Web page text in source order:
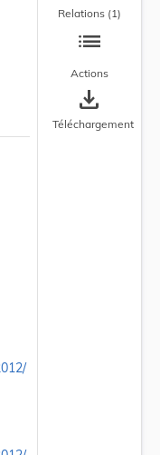
Relations (1)
list
Actions
save_alt
Téléchargement